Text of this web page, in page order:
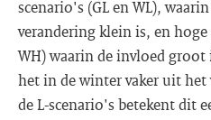
scenario's (GL en WL),
verandering klein is, en
WH) waarin de invloed
het in de winter vaker uit het
de L-scenario's betekent dit